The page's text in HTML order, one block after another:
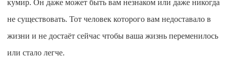
кумир. Он даже может быть вам незнаком или даже никогда
не существовать. Тот человек которого вам недоставало в
жизни и не достаёт сейчас чтобы ваша жизнь переменилось
или стало легче.